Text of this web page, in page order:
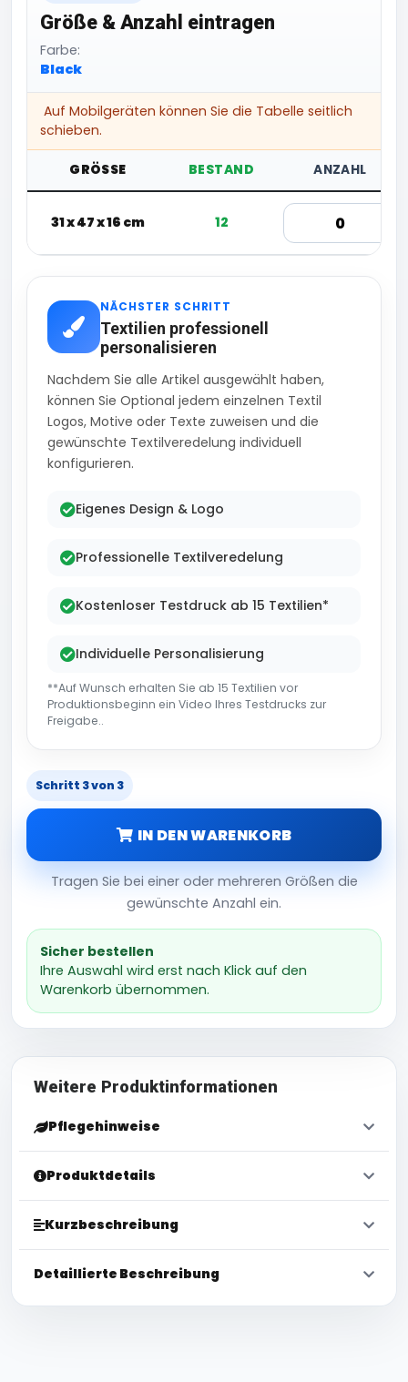
Größe & Anzahl eintragen
Farbe:
Black
Auf Mobilgeräten können Sie die Tabelle seitlich
schieben.
GRÖSSE BESTAND ANZAHL
31 x 47 x 16 cm 12
NÄCHSTER SCHRITT
Textilien professionell
personalisieren
Nachdem Sie alle Artikel ausgewählt haben,
können Sie Optional jedem einzelnen Textil
Logos, Motive oder Texte zuweisen und die
gewünschte Textilveredelung individuell
konfigurieren.
Eigenes Design & Logo
Professionelle Textilveredelung
Kostenloser Testdruck ab 15 Textilien*
Individuelle Personalisierung
**Auf Wunsch erhalten Sie ab 15 Textilien vor
Produktionsbeginn ein Video Ihres Testdrucks zur
Freigabe..
Schritt 3 von 3
IN DEN WARENKORB
Tragen Sie bei einer oder mehreren Größen die
gewünschte Anzahl ein.
Sicher bestellen
Ihre Auswahl wird erst nach Klick auf den
Warenkorb übernommen.
Weitere Produktinformationen
Pflegehinweise
Produktdetails
Kurzbeschreibung
Detaillierte Beschreibung